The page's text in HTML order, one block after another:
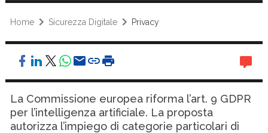
Home Sicurezza Digitale Privacy
La Commissione europea riforma l’art. 9 GDPR
per l’intelligenza artificiale. La proposta
autorizza l’impiego di categorie particolari di